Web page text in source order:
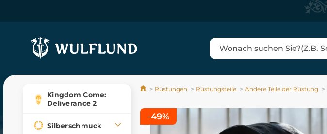
Kingdom Come:
Deliverance 2
Silberschmuck
Rüstungen Rüstungsteile Andere Teile der Rüstung
-49%